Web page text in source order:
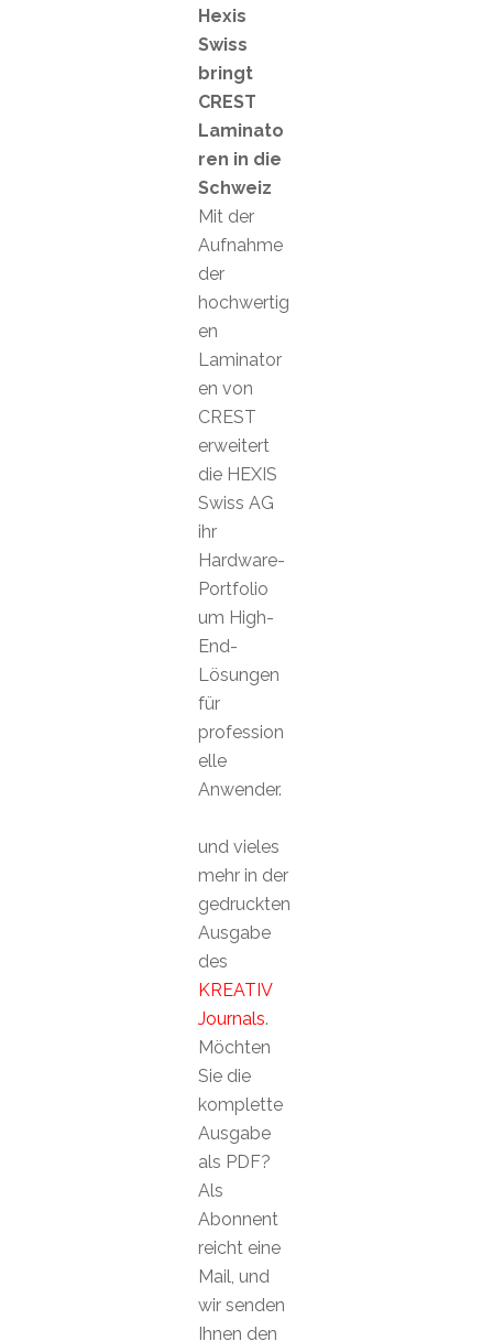
Hexis
Swiss
bringt
CREST
Laminato
ren in die
Schweiz
Mit der
Aufnahme
der
hochwertig
en
Laminator
en von
CREST
erweitert
die HEXIS
Swiss AG
ihr
Hardware-
Portfolio
um High-
End-
Lösungen
für
profession
elle
Anwender.
und vieles
mehr in der
gedruckten
Ausgabe
des
KREATIV
Journals.
Möchten
Sie die
komplette
Ausgabe
als PDF?
Als
Abonnent
reicht eine
Mail, und
wir senden
Ihnen den